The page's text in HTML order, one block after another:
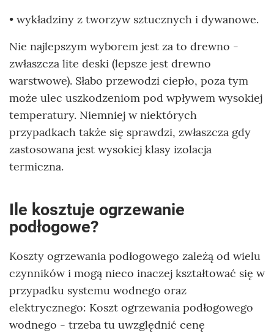
• wykładziny z tworzyw sztucznych i dywanowe.
Nie najlepszym wyborem jest za to drewno -
zwłaszcza lite deski (lepsze jest drewno
warstwowe). Słabo przewodzi ciepło, poza tym
może ulec uszkodzeniom pod wpływem wysokiej
temperatury. Niemniej w niektórych
przypadkach także się sprawdzi, zwłaszcza gdy
zastosowana jest wysokiej klasy izolacja
termiczna.
Ile kosztuje ogrzewanie
podłogowe?
Koszty ogrzewania podłogowego zależą od wielu
czynników i mogą nieco inaczej kształtować się w
przypadku systemu wodnego oraz
elektrycznego: Koszt ogrzewania podłogowego
wodnego - trzeba tu uwzględnić cenę